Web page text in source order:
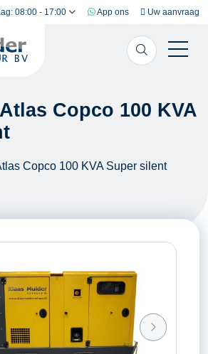
08:00 - 17:00 App ons Uw aanvraag
Copco 100 KVA
Copco 100 KVA Super silent